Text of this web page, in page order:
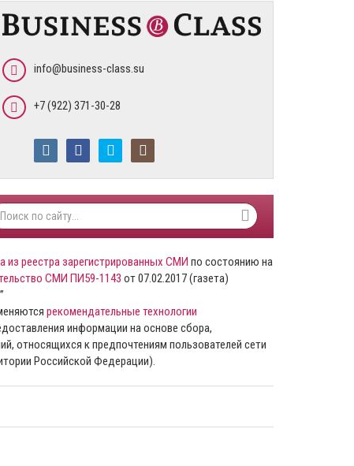
info@business-class.su
+7 (922) 371-30-28
из реестра зарегистрированных СМИ по состоянию на
СМИ ПИ59-1143 от 07.02.2017 (газета)
рекомендательные технологии
информации на основе сбора,
относящихся к предпочтениям пользователей сети
Российской Федерации).